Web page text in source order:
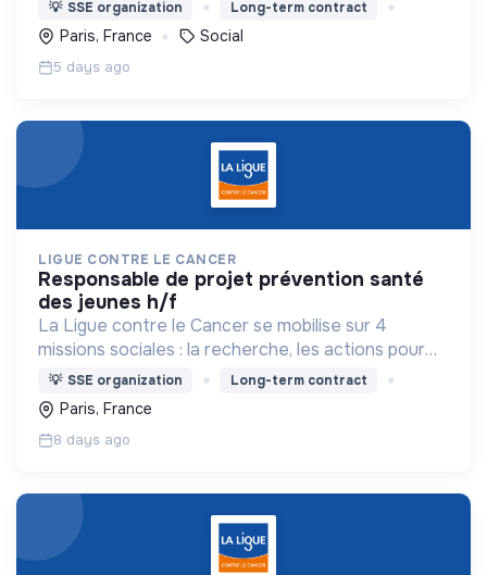
de précarité.
💡 SSE organization Long-term contract
Paris, France Social
5 days ago
LIGUE CONTRE LE CANCER
responsable de projet prévention santé
des jeunes h/f
La Ligue contre le Cancer se mobilise sur 4
missions sociales : la recherche, les actions pour
les personnes malades, la prévention & promotion
du dépistage et l'étude & observatoire.
💡 SSE organization Long-term contract
Paris, France
8 days ago